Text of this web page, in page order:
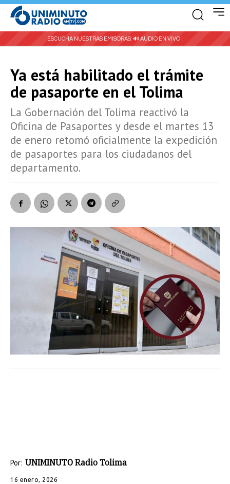
ESCUCHA NUESTRAS EMISORAS: 🔊 AUDIO EN VIVO |
Ya está habilitado el trámite
de pasaporte en el Tolima
La Gobernación del Tolima reactivó la
Oficina de Pasaportes y desde el martes 13
de enero retomó oficialmente la expedición
de pasaportes para los ciudadanos del
departamento.
Por: UNIMINUTO Radio Tolima
16 enero, 2026